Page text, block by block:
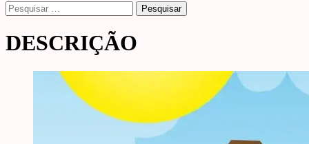
Pesquisar
por:
DESCRIÇÃO